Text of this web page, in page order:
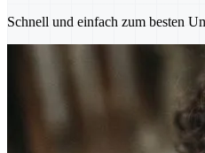
Schnell und einfach zum besten